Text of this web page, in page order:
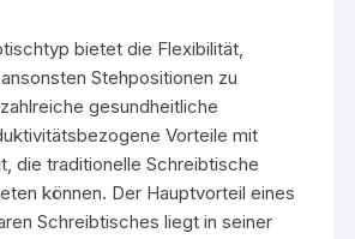
bietet die Flexibilität,
Stehpositionen zu
gesundheitliche
Vorteile mit
die traditionelle Schreibtische
können. Der Hauptvorteil eines
Schreibtisches liegt in seiner